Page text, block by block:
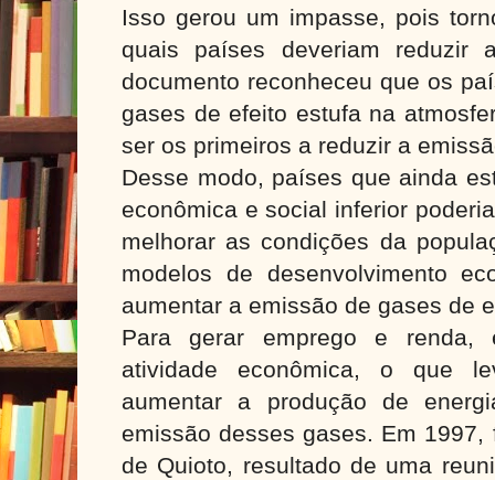
Isso gerou um impasse, pois
quais países deveriam reduzir
documento reconheceu que os
gases de efeito estufa na
ser os primeiros a reduzir a
Desse modo, países que ainda
econômica e social inferior
melhorar as condições da
modelos de desenvolvimento
aumentar a emissão de gases de
Para gerar emprego e renda,
atividade econômica, o que
aumentar a produção de
emissão desses gases. Em
de Quioto, resultado de uma